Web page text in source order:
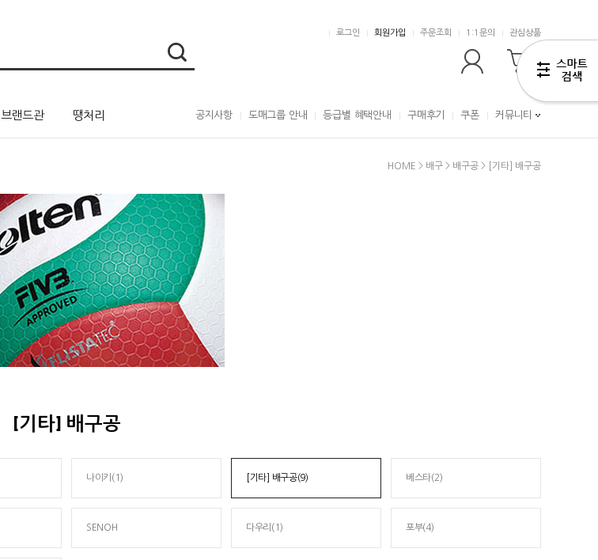
로그인 회원가입 주문조회 1:1문의 관심상품
브랜드관 땡처리 공지사항 도매그룹 안내 등급별 혜택안내 구매후기 쿠폰 커뮤니티
HOME > 배구 > 배구공 > [기타] 배구공
[기타] 배구공
나이키(1) [기타] 배구공(9) 베스타(2)
SENOH 다우리(1) 포부(4)